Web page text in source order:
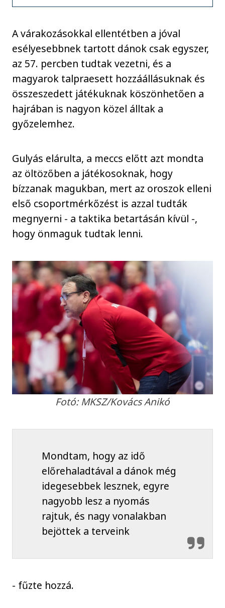
A várakozásokkal ellentétben a jóval
esélyesebbnek tartott dánok csak egyszer,
az 57. percben tudtak vezetni, és a
magyarok talpraesett hozzáállásuknak és
összeszedett játékuknak köszönhetően a
hajrában is nagyon közel álltak a
győzelemhez.
Gulyás elárulta, a meccs előtt azt mondta
az öltözőben a játékosoknak, hogy
bízzanak magukban, mert az oroszok elleni
első csoportmérkőzést is azzal tudták
megnyerni - a taktika betartásán kívül -,
hogy önmaguk tudtak lenni.
Fotó: MKSZ/Kovács Anikó
Mondtam, hogy az idő
előrehaladtával a dánok még
idegesebbek lesznek, egyre
nagyobb lesz a nyomás
rajtuk, és nagy vonalakban
bejöttek a terveink
- fűzte hozzá.